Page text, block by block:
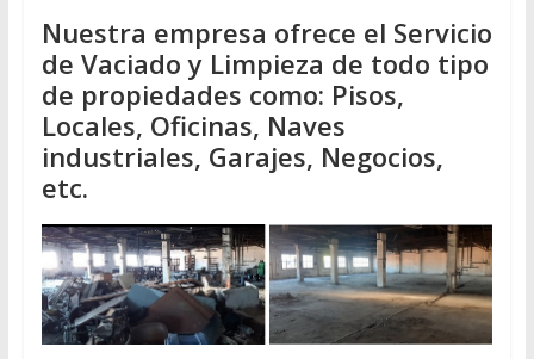
Nuestra empresa ofrece el Servicio
de Vaciado y Limpieza de todo tipo
de propiedades como: Pisos,
Locales, Oficinas, Naves
industriales, Garajes, Negocios,
etc.